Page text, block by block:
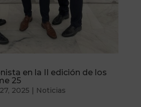
en la II edición de los
25
2025 Noticias